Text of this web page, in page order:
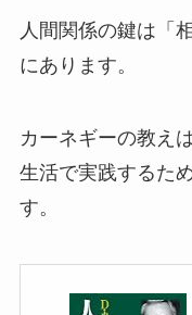
人間関係の鍵は「
にあります。
カーネギーの教え
生活で実践するた
す。